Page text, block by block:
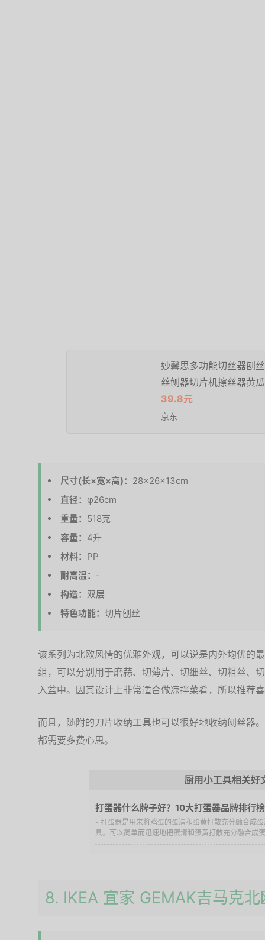
妙馨思多功能切丝器刨
丝刨器切片机擦丝器黄
39.8元
京东
尺寸(长×宽×高)： 28×26×13cm
直径： φ26cm
重量： 518克
容量： 4升
材料： PP
耐高温： -
构造： 双层
特色功能： 切片刨丝
该系列为北欧风情的优雅外观，可以说是内外均优的
组，可以分别用于磨蒜、切薄片、切细丝、切粗丝、
入盆中。因其设计上非常适合做凉拌菜肴，所以推荐
而且，随附的刀片收纳工具也可以很好地收纳刨丝器
都需要多费心思。
厨用小工具相关好
打蛋器什么牌子好？10大打蛋器品牌排行榜
- 打蛋器是用来将鸡蛋的蛋清和蛋黄打散充分融合成
具。可以简单而迅速地把蛋清和蛋黄打散充分融合成
8. IKEA 宜家 GEMAK吉马克